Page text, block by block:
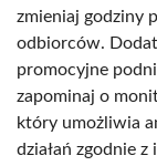
zmieniaj godziny
odbiorców.
promocyjne
zapominaj o
który umożliwia
działań zgodnie